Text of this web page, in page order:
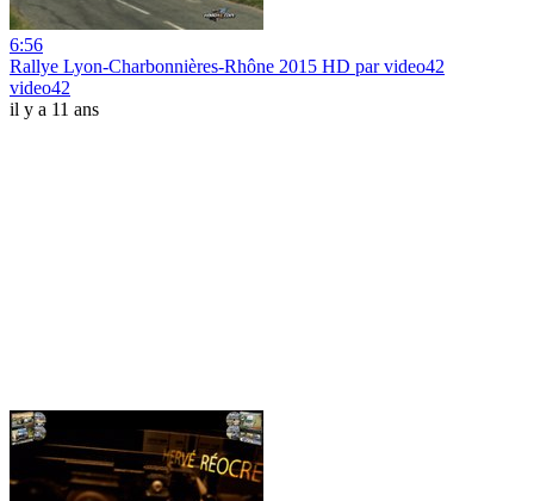
6:56
Rallye Lyon-Charbonnières-Rhône 2015 HD par video42
video42
il y a 11 ans